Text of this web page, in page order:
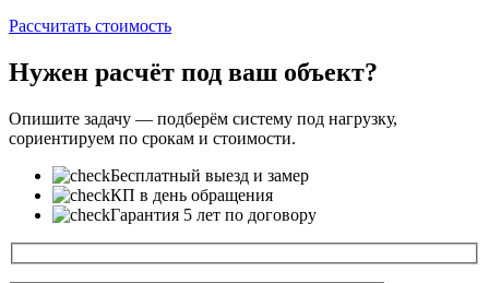
Рассчитать стоимость
Нужен расчёт под ваш объект?
Опишите задачу — подберём систему под нагрузку,
сориентируем по срокам и стоимости.
Бесплатный выезд и замер
КП в день обращения
Гарантия 5 лет по договору